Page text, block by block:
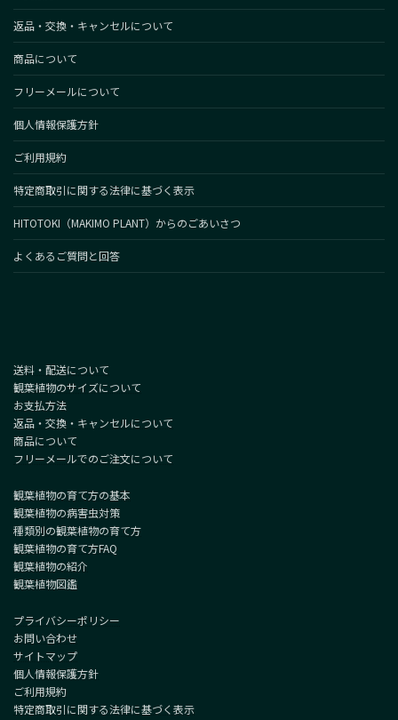
返品・交換・キャンセルについて
商品について
フリーメールについて
個人情報保護方針
ご利用規約
特定商取引に関する法律に基づく表示
HITOTOKI（MAKIMO PLANT）からのごあいさつ
よくあるご質問と回答
送料・配送について
観葉植物のサイズについて
お支払方法
返品・交換・キャンセルについて
商品について
フリーメールでのご注文について
観葉植物の育て方の基本
観葉植物の病害虫対策
種類別の観葉植物の育て方
観葉植物の育て方FAQ
観葉植物の紹介
観葉植物図鑑
プライバシーポリシー
お問い合わせ
サイトマップ
個人情報保護方針
ご利用規約
特定商取引に関する法律に基づく表示